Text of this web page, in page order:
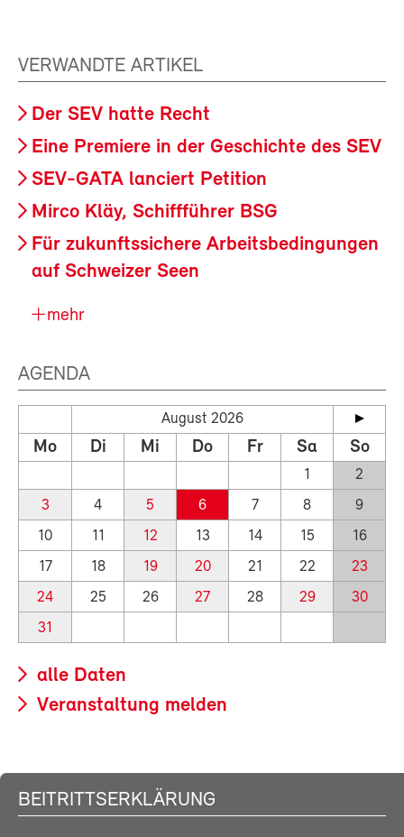
VERWANDTE ARTIKEL
Der SEV hatte Recht
Eine Premiere in der Geschichte des SEV
SEV-GATA lanciert Petition
Mirco Kläy, Schiffführer BSG
Für zukunftssichere Arbeitsbedingungen
auf Schweizer Seen
mehr
AGENDA
August 2026
Mo Di Mi Do Fr Sa So
1
2
3
4 5 6 7 8
9
10
11 12 13 14 15
16
17
18 19 20 21 22
23
24
25 26 27 28 29
30
31
alle Daten
Veranstaltung melden
BEITRITTSERKLÄRUNG